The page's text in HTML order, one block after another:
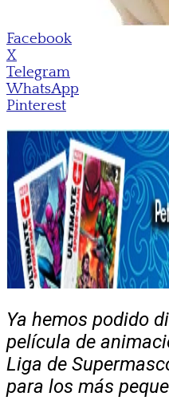
Facebook
X
Telegram
WhatsApp
Pinterest
Ya hemos podido
película de
Liga de
para los más